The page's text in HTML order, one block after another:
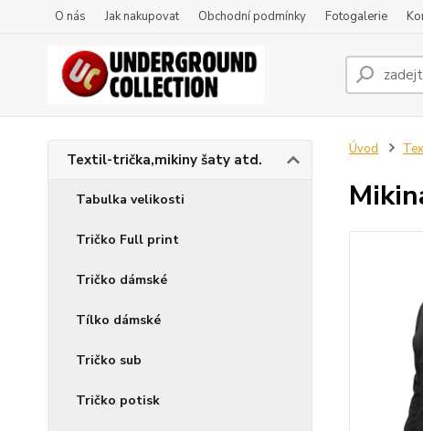
O nás Jak nakupovat Obchodní podmínky Fotogalerie
Textil-trička,mikiny šaty atd.
Tabulka velikosti
Tričko Full print
Tričko dámské
Tílko dámské
Tričko sub
Tričko potisk
Úvod